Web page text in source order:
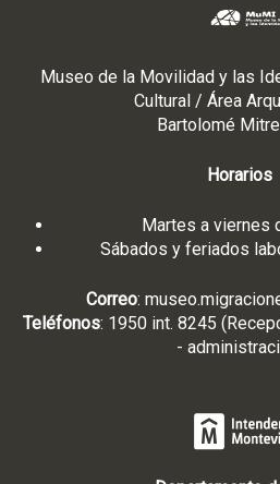
Museo de la Movilidad y las
Cultural / Área
Bartolomé
Horarios
Martes a viernes
Sábados y feriados
Correo:
Teléfonos: 1950 int. 8245
-